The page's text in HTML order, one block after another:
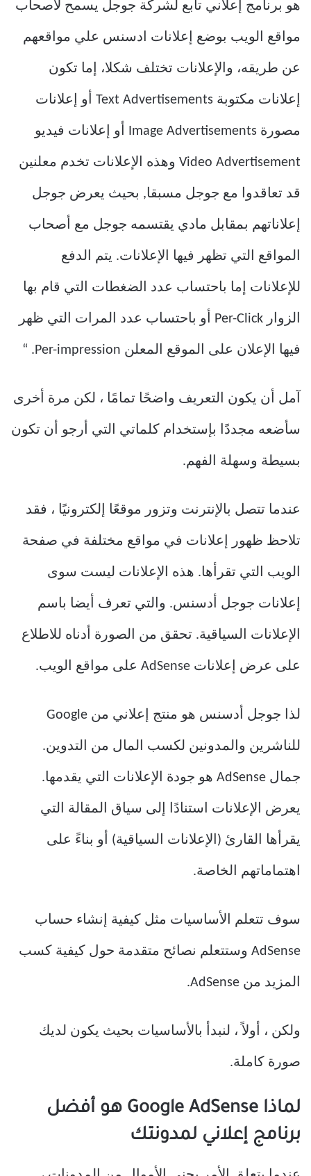
هو برنامج إعلاني تابع لشركة جوجل يسمح لأصحاب
مواقع الويب بوضع إعلانات ادسنس علي مواقعهم
عن طريقه، والإعلانات تختلف شكلا، إما تكون
إعلانات مكتوبة Text Advertisements أو إعلانات
مصورة Image Advertisements أو إعلانات فيديو
Video Advertisement وهذه الإعلانات تخدم معلنين
قد تعاقدوا مع جوجل مسبقا, بحيث يعرض جوجل
إعلاناتهم بمقابل مادي يقتسمه جوجل مع أصحاب
المواقع التي تظهر فيها الإعلانات. يتم الدفع
للإعلانات إما باحتساب عدد الضغطات التي قام بها
الزوار Per-Click أو باحتساب عدد المرات التي ظهر
فيها الإعلان على الموقع المعلن Per-impression. “
آمل أن يكون التعريف واضحًا تمامًا ، لكن مرة أخرى
سأضعه مجددًا بإستخدام كلماتي التي أرجو أن تكون
بسيطة وسهلة الفهم.
عندما تتصل بالإنترنت وتزور موقعًا إلكترونيًا ، فقد
تلاحظ ظهور إعلانات في مواقع مختلفة في صفحة
الويب التي تقرأها. هذه الإعلانات ليست سوى
إعلانات جوجل أدسنس. والتي تعرف أيضا باسم
الإعلانات السياقية. تحقق من الصورة أدناه للاطلاع
على عرض إعلانات AdSense على مواقع الويب.
لذا جوجل أدسنس هو منتج إعلاني من Google
للناشرين والمدونين لكسب المال من التدوين.
جمال AdSense هو جودة الإعلانات التي يقدمها.
يعرض الإعلانات استنادًا إلى سياق المقالة التي
يقرأها القارئ (الإعلانات السياقية) أو بناءً على
اهتماماتهم الخاصة.
سوف تتعلم الأساسيات مثل كيفية إنشاء حساب
AdSense وستتعلم نصائح متقدمة حول كيفية كسب
المزيد من AdSense.
ولكن ، أولاً ، لنبدأ بالأساسيات بحيث يكون لديك
صورة كاملة.
لماذا Google AdSense هو أفضل
برنامج إعلاني لمدونتك